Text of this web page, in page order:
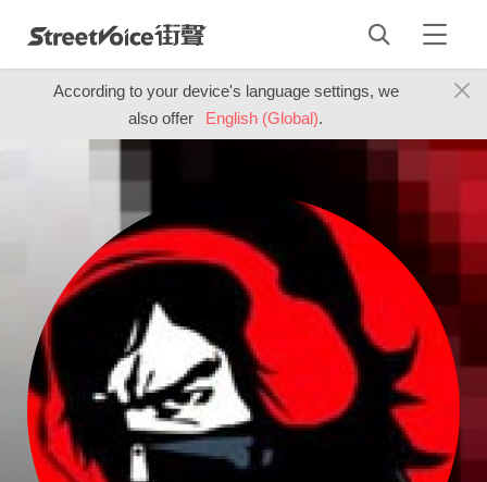
According to your device's language settings, we
also offer
English (Global).